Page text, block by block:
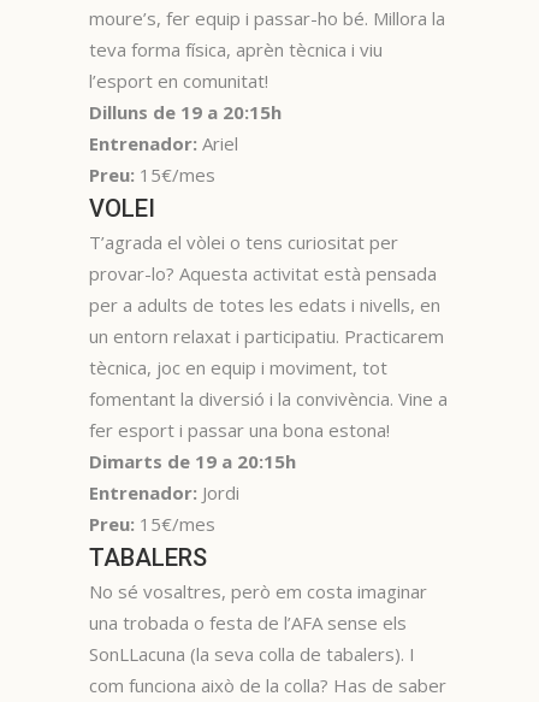
moure’s, fer equip i passar-ho bé. Millora la
teva forma física, aprèn tècnica i viu
l’esport en comunitat!
Dilluns de 19 a 20:15h
Entrenador: Ariel
Preu: 15€/mes
VOLEI
T’agrada el vòlei o tens curiositat per
provar-lo? Aquesta activitat està pensada
per a adults de totes les edats i nivells, en
un entorn relaxat i participatiu. Practicarem
tècnica, joc en equip i moviment, tot
fomentant la diversió i la convivència. Vine a
fer esport i passar una bona estona!
Dimarts de 19 a 20:15h
Entrenador: Jordi
Preu: 15€/mes
TABALERS
No sé vosaltres, però em costa imaginar
una trobada o festa de l’AFA sense els
SonLLacuna (la seva colla de tabalers). I
com funciona això de la colla? Has de saber